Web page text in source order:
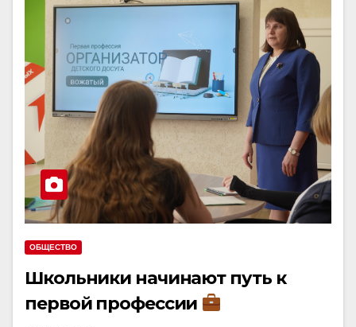
ОБЩЕСТВО
Школьники начинают путь к
первой профессии